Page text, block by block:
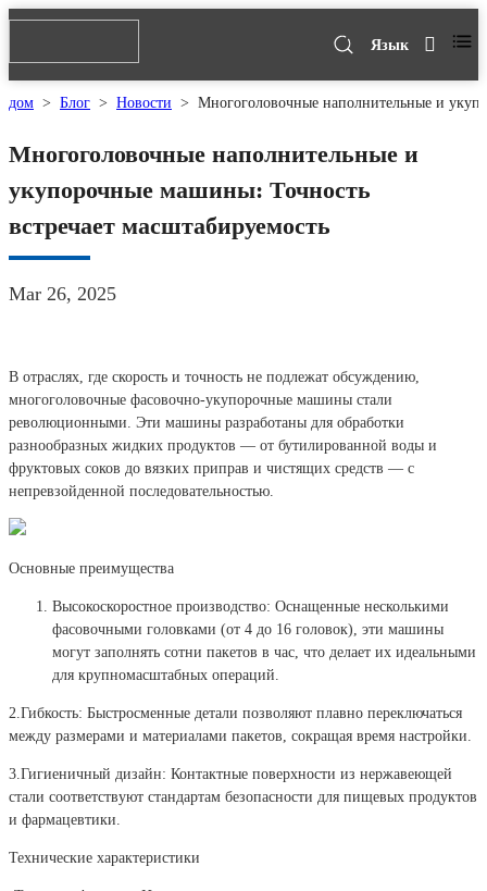
Язык
дом > Блог > Новости > Многоголовочные наполнительные и
Многоголовочные наполнительные и
укупорочные машины: Точность
встречает масштабируемость
Mar 26, 2025
В отраслях, где скорость и точность не подлежат обсуждению,
многоголовочные фасовочно-укупорочные машины стали
революционными. Эти машины разработаны для обработки
разнообразных жидких продуктов — от бутилированной воды и
фруктовых соков до вязких приправ и чистящих средств — с
непревзойденной последовательностью.
Основные преимущества
Высокоскоростное производство: Оснащенные несколькими
фасовочными головками (от 4 до 16 головок), эти машины
могут заполнять сотни пакетов в час, что делает их идеальными
для крупномасштабных операций.
2.Гибкость: Быстросменные детали позволяют плавно переключаться
между размерами и материалами пакетов, сокращая время настройки.
3.Гигиеничный дизайн: Контактные поверхности из нержавеющей
стали соответствуют стандартам безопасности для пищевых продуктов
и фармацевтики.
Технические характеристики